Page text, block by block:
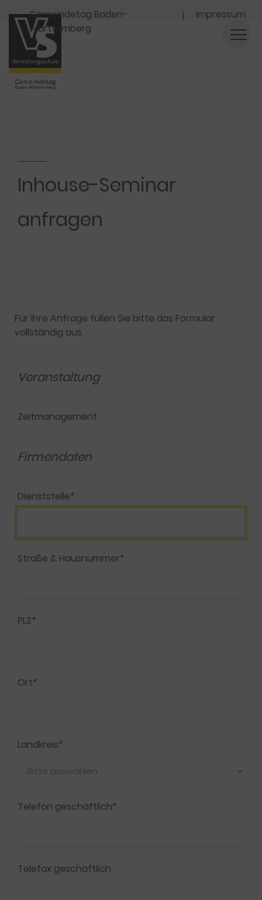
Navigation
Gemeindetag Baden-
Württemberg
Impressum
Inhouse-Seminar
anfragen
Für Ihre Anfrage füllen Sie bitte das Formular
vollständig aus.
Veranstaltung
Zeitmanagement
Firmendaten
Dienststelle*
Straße & Hausnummer*
PLZ*
Ort*
Landkreis*
Telefon geschäftlich*
Telefax geschäftlich